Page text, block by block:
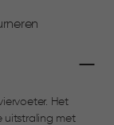
Het
uitstraling met